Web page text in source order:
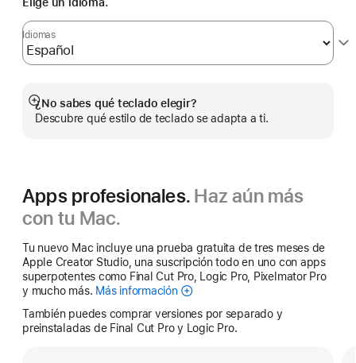
Idiomas
¿No sabes qué teclado elegir?
Descubre qué estilo de teclado se adapta a ti.
Mostrar
más
Apps profesionales. Haz aún más
con tu Mac.
Tu nuevo Mac incluye una prueba gratuita de tres meses de
Apple Creator Studio, una suscripción todo en uno con apps
superpotentes como Final Cut Pro, Logic Pro, Pixelmator Pro
y mucho más. Más informaciónApple Creator Studio
También puedes comprar versiones por separado y
preinstaladas de Final Cut Pro y Logic Pro.